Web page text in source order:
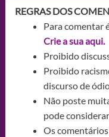
REGRAS DOS
Para comentar
Crie a sua aqui.
Proibido
Proibido
discurso de
Não poste
pode
Os